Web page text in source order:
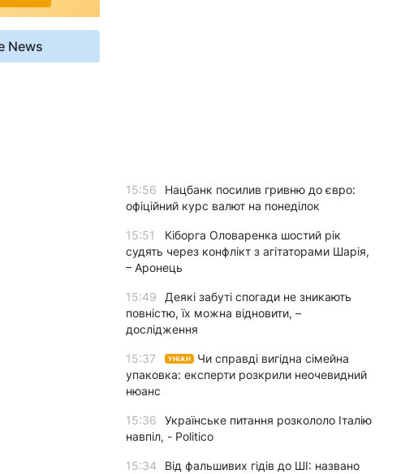
News
15:56
Нацбанк посилив гривню до євро:
офіційний курс валют на понеділок
15:51
Кіборга Оловаренка шостий рік
судять через конфлікт з агітаторами Шарія,
– Аронець
15:49
Деякі забуті спогади не зникають
повністю, їх можна відновити, –
дослідження
15:37 УНІАН
Чи справді вигідна сімейна
упаковка: експерти розкрили неочевидний
нюанс
15:36
Українське питання розкололо Італію
навпіл, - Politico
15:34
Від фальшивих гідів до ШІ: названо